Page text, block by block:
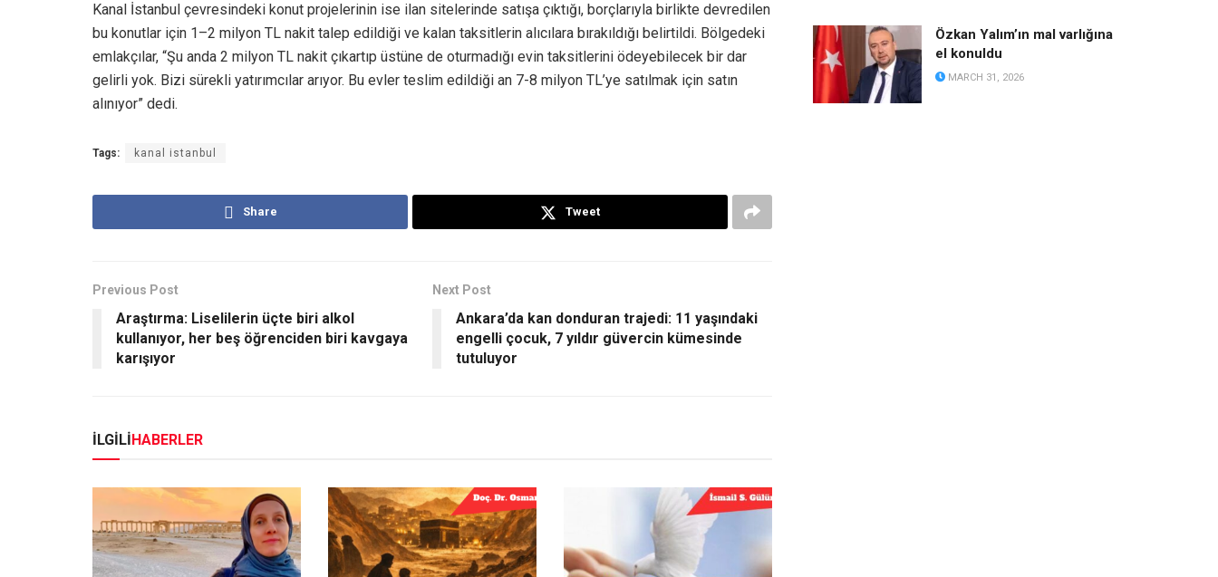
Kanal İstanbul çevresindeki konut projelerinin ise ilan sitelerinde satışa çıktığı, borçlarıyla birlikte devredilen
bu konutlar için 1–2 milyon TL nakit talep edildiği ve kalan taksitlerin alıcılara bırakıldığı belirtildi. Bölgedeki
emlakçılar, “Şu anda 2 milyon TL nakit çıkartıp üstüne de oturmadığı evin taksitlerini ödeyebilecek bir dar
gelirli yok. Bizi sürekli yatırımcılar arıyor. Bu evler teslim edildiği an 7-8 milyon TL’ye satılmak için satın
alınıyor” dedi.
Tags: kanal istanbul
Share Tweet
Previous Post
Araştırma: Liselilerin üçte biri alkol
kullanıyor, her beş öğrenciden biri kavgaya
karışıyor
Next Post
Ankara’da kan donduran trajedi: 11 yaşındaki
engelli çocuk, 7 yıldır güvercin kümesinde
tutuluyor
İLGİLİHABERLER
Özkan Yalım’ın mal varlığına
el konuldu
MARCH 31, 2026